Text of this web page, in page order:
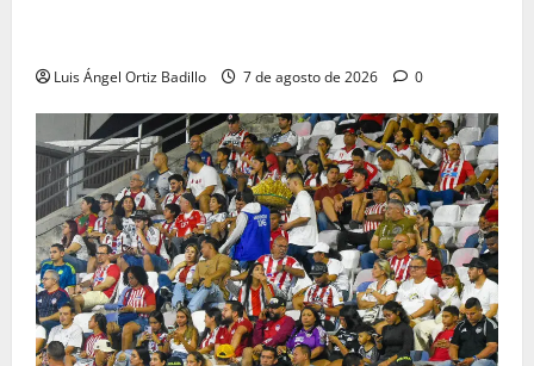
Luis Ángel Ortiz Badillo 7 de agosto de 2026 0